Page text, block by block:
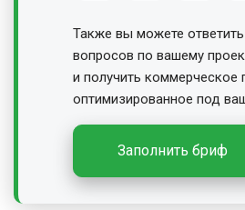
Также вы можете
вопросов по вашему
и получить коммерческое
оптимизированное под
Заполнить бриф